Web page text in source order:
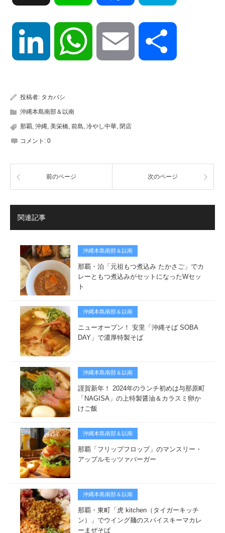
LinkedIn WhatsApp Email
投稿者: タカバシ
沖縄本島南部＆以南
那覇 沖縄 美栄橋 前島 冷やし中華 閉店
コメント: 0
前のページ 次のページ
関連記事
沖縄本島南部＆以南
那覇・泊「元祖もつ煮込み たかさご」でカ
レーともつ煮込みがセットになったWセッ
ト
沖縄本島南部＆以南
ニューオープン！ 安里「沖縄そば SOBA
DAY」で濃厚特製そば
沖縄本島南部＆以南
謹賀新年！ 2024年のランチ初めは与那原町
「NAGISA」の上特製醤油＆カラスミ卵か
けご飯
沖縄本島南部＆以南
那覇「フリップフロップ」のマンスリー・
アップルモッツァバーガー
沖縄本島南部＆以南
那覇・東町「虎 kitchen（タイガーキッチ
ン）」でウイング麺のスパイスキーマカレ
ーまぜそば